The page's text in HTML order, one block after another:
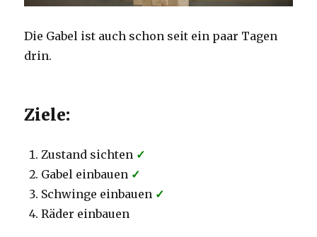
Die Gabel ist auch schon seit ein paar Tagen
drin.
Ziele:
Zustand sichten ✓
Gabel einbauen ✓
Schwinge einbauen ✓
Räder einbauen